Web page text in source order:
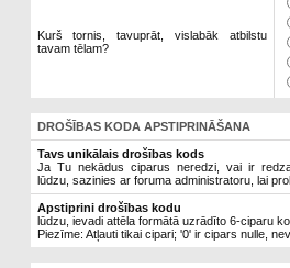
Kurš tornis, tavuprāt, vislabāk atbilstu
tavam tēlam?
DROŠĪBAS KODA APSTIPRINĀŠANA
Tavs unikālais drošības kods
Ja Tu nekādus ciparus neredzi, vai ir
lūdzu, sazinies ar foruma administratoru, lai
Apstiprini drošības kodu
lūdzu, ievadi attēla formātā uzrādīto 6-ciparu
Piezīme: Atļauti tikai cipari; '0' ir cipars nulle,